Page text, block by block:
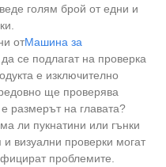
голям брой от едни и
отМашина за
се подлагат на проверка
е изключително
ще проверява
размерът на главата?
ли пукнатини или гънки
визуални проверки могат
проблемите.